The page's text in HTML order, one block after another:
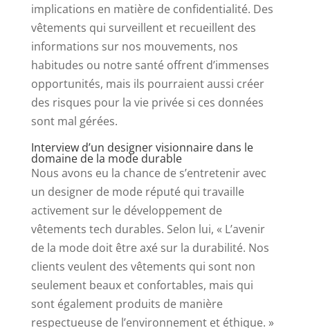
implications en matière de confidentialité. Des
vêtements qui surveillent et recueillent des
informations sur nos mouvements, nos
habitudes ou notre santé offrent d’immenses
opportunités, mais ils pourraient aussi créer
des risques pour la vie privée si ces données
sont mal gérées.
Interview d’un designer visionnaire dans le
domaine de la mode durable
Nous avons eu la chance de s’entretenir avec
un designer de mode réputé qui travaille
activement sur le développement de
vêtements tech durables. Selon lui, « L’avenir
de la mode doit être axé sur la durabilité. Nos
clients veulent des vêtements qui sont non
seulement beaux et confortables, mais qui
sont également produits de manière
respectueuse de l’environnement et éthique. »